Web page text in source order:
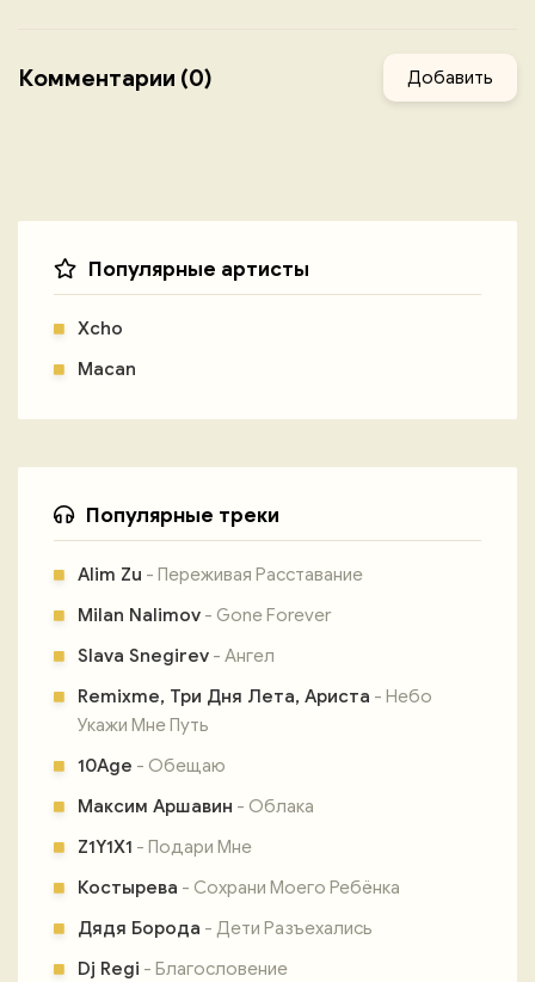
Комментарии (0) Добавить
Популярные артисты
Xcho
Macan
Популярные треки
Alim Zu - Переживая Расставание
Milan Nalimov - Gone Forever
Slava Snegirev - Ангел
Remixme, Три Дня Лета, Ариста - Небо
Укажи Мне Путь
10Age - Обещаю
Максим Аршавин - Облака
Z1Y1X1 - Подари Мне
Костырева - Сохрани Моего Ребёнка
Дядя Борода - Дети Разъехались
Dj Regi - Благословение